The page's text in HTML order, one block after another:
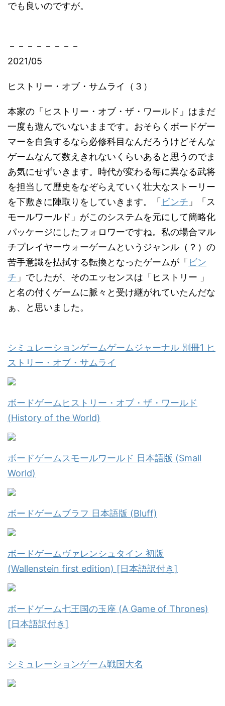
でも良いのですが。
－－－－－－－－
2021/05
ヒストリー・オブ・サムライ（３）
本家の「ヒストリー・オブ・ザ・ワールド」はまだ
一度も遊んでいないままです。おそらくボードゲー
マーを自負するなら必修科目なんだろうけどそんな
ゲームなんて数えきれないくらいあると思うのでま
あ気にせずいきます。時代が変わる毎に異なる武将
を担当して歴史をなぞらえていく壮大なストーリー
を下敷きに陣取りをしていきます。「 ビンチ 」「ス
モールワールド」がこのシステムを元にして簡略化
パッケージにしたフォロワーですね。私の場合マル
チプレイヤーウォーゲームというジャンル（？）の
苦手意識を払拭する転換となったゲームが「 ビン
チ 」でしたが、そのエッセンスは「ヒストリー 」
と名の付くゲームに脈々と受け継がれていたんだな
ぁ、と思いました。
シミュレーションゲームゲームジャーナル 別冊1 ヒ
ストリー・オブ・サムライ
ボードゲームヒストリー・オブ・ザ・ワールド
(History of the World)
ボードゲームスモールワールド 日本語版 (Small
World)
ボードゲームブラフ 日本語版 (Bluff)
ボードゲームヴァレンシュタイン 初版
(Wallenstein first edition) [日本語訳付き]
ボードゲーム七王国の玉座 (A Game of Thrones)
[日本語訳付き]
シミュレーションゲーム戦国大名